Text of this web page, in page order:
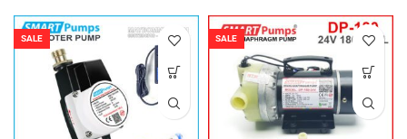
SALE SALE